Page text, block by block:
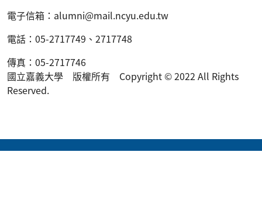
電子信箱： alumni@mail.ncyu.edu.tw
電話： 05-2717749 、 2717748
傳真：05-2717746
國立嘉義大學 版權所有 Copyright © 2022 All Rights
Reserved.